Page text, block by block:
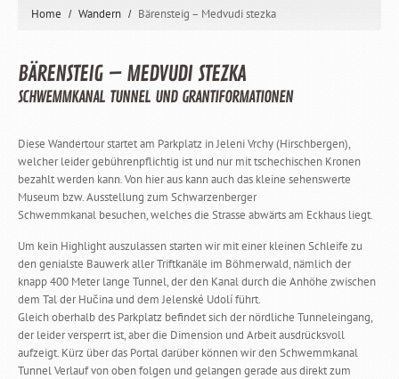
Home Wandern Bärensteig – Medvudi stezka
BÄRENSTEIG – MEDVUDI STEZKA
SCHWEMMKANAL TUNNEL UND GRANTIFORMATIONEN
Diese Wandertour startet am Parkplatz in Jeleni Vrchy (Hirschbergen),
welcher leider gebührenpflichtig ist und nur mit tschechischen Kronen
bezahlt werden kann. Von hier aus kann auch das kleine sehenswerte
Museum bzw. Ausstellung zum Schwarzenberger
Schwemmkanal besuchen, welches die Strasse abwärts am Eckhaus liegt.
Um kein Highlight auszulassen starten wir mit einer kleinen Schleife zu
den genialste Bauwerk aller Triftkanäle im Böhmerwald, nämlich der
knapp 400 Meter lange Tunnel, der den Kanal durch die Anhöhe zwischen
dem Tal der Hučina und dem Jelenské Udolí führt.
Gleich oberhalb des Parkplatz befindet sich der nördliche Tunneleingang,
der leider versperrt ist, aber die Dimension und Arbeit ausdrücksvoll
aufzeigt. Kürz über das Portal darüber können wir den Schwemmkanal
Tunnel Verlauf von oben folgen und gelangen gerade aus direkt zum